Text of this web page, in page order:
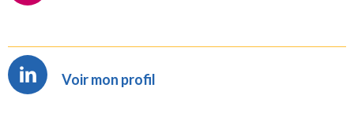
Voir mon profil